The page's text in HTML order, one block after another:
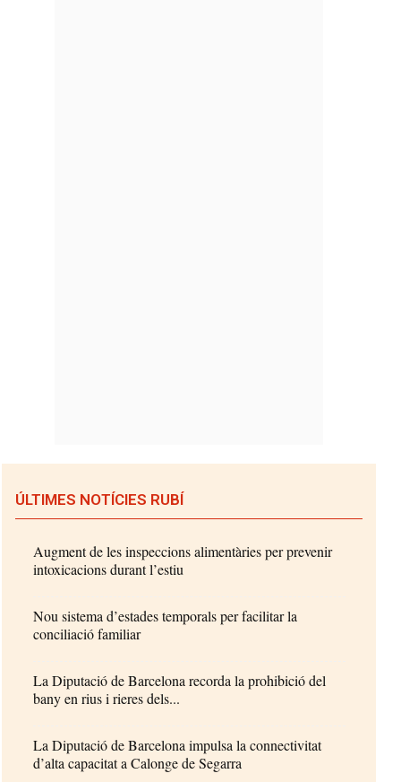
ÚLTIMES NOTÍCIES RUBÍ
Augment de les inspeccions alimentàries per prevenir
intoxicacions durant l’estiu
Nou sistema d’estades temporals per facilitar la
conciliació familiar
La Diputació de Barcelona recorda la prohibició del
bany en rius i rieres dels...
La Diputació de Barcelona impulsa la connectivitat
d’alta capacitat a Calonge de Segarra